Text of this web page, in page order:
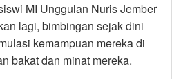
MI Unggulan Nuris Jember
lagi, bimbingan sejak dini
kemampuan mereka di
bakat dan minat mereka.